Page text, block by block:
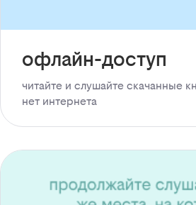
офлайн-доступ
читайте и слушайте скачанные
нет интернета